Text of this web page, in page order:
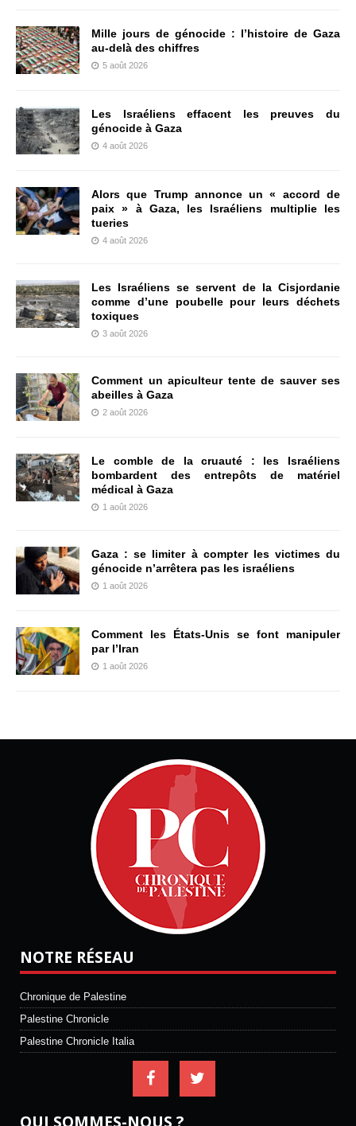
Mille jours de génocide : l’histoire de Gaza
au-delà des chiffres
5 août 2026
Les Israéliens effacent les preuves du
génocide à Gaza
4 août 2026
Alors que Trump annonce un « accord de
paix » à Gaza, les Israéliens multiplie les
tueries
4 août 2026
Les Israéliens se servent de la Cisjordanie
comme d’une poubelle pour leurs déchets
toxiques
3 août 2026
Comment un apiculteur tente de sauver ses
abeilles à Gaza
2 août 2026
Le comble de la cruauté : les Israéliens
bombardent des entrepôts de matériel
médical à Gaza
1 août 2026
Gaza : se limiter à compter les victimes du
génocide n’arrêtera pas les israéliens
1 août 2026
Comment les États-Unis se font manipuler
par l’Iran
1 août 2026
NOTRE RÉSEAU
Chronique de Palestine
Palestine Chronicle
Palestine Chronicle Italia
QUI SOMMES-NOUS ?